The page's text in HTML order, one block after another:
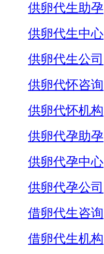
供卵代生助孕
供卵代生中心
供卵代生公司
供卵代怀咨询
供卵代怀机构
供卵代孕助孕
供卵代孕中心
供卵代孕公司
借卵代生咨询
借卵代生机构